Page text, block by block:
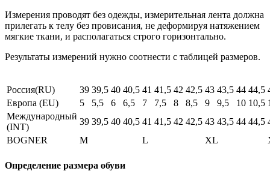
Измерения проводят без одежды, измерительная лента должна
прилегать к телу без провисания, не деформируя натяжением
мягкие ткани, и располагаться строго горизонтально.
Результаты измерений нужно соотнести с таблицей размеров.
Россия(RU) 39 39,5 40 40,5 41 41,5 42 42,5 43 43,5 44 44,5
Европа (EU)
5 5,5 6 6,5 7 7,5 8 8,5 9 9,5 10 10,5
Международный
(INT)
39 39,5 40 40,5 41 41,5 42 42,5 43 43,5 44 44,5
BOGNER
M L XL
Определение размера обуви